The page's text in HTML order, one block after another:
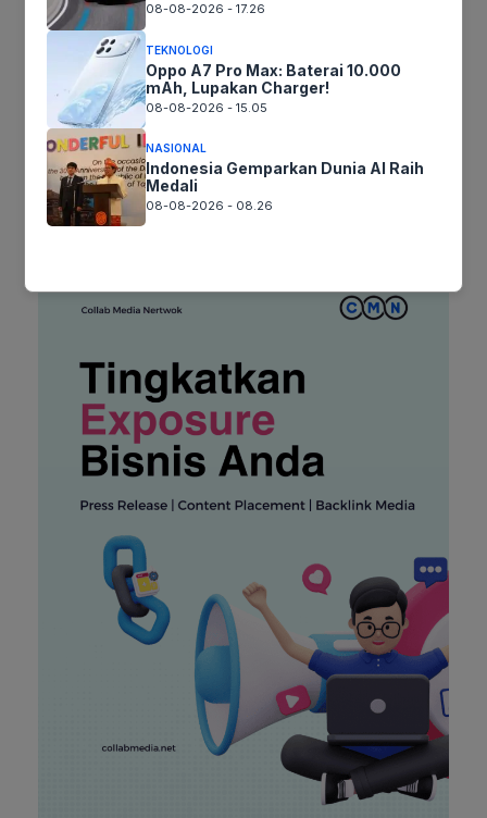
Situs
Simpan nama, email, dan situs web saya pada peramban ini
untuk komentar saya berikutnya.
08-08-2026 - 17.26
TEKNOLOGI
Oppo A7 Pro Max: Baterai 10.000
mAh, Lupakan Charger!
08-08-2026 - 15.05
NASIONAL
Indonesia Gemparkan Dunia AI Raih
Medali
08-08-2026 - 08.26